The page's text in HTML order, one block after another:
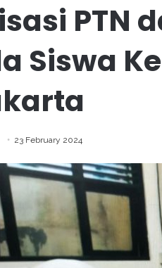
PTN
Siswa
23 February 2024